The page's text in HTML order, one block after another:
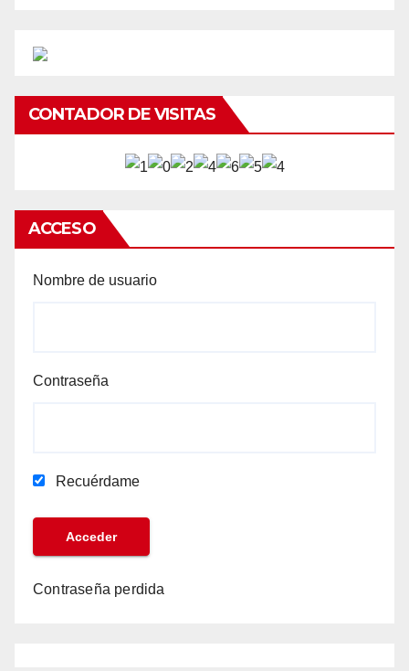
CONTADOR DE VISITAS
ACCESO
Nombre de usuario
Contraseña
Recuérdame
Contraseña perdida